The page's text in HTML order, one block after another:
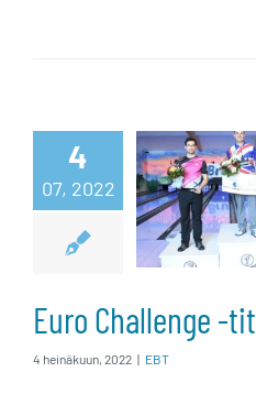
4
07, 2022
Euro
-
Euro Challenge -
4 heinäkuun, 2022 | EBT